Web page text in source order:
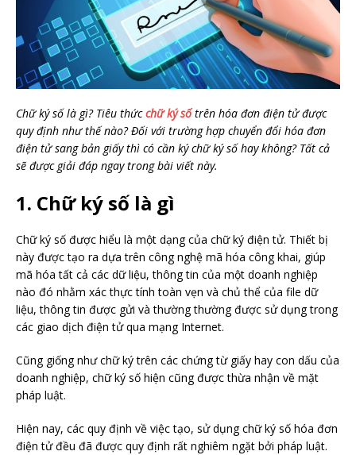
Chữ ký số là gì? Tiêu thứcchữ ký sốtrên hóa đơn điện tử được
quy định như thế nào? Đối với trường hợp chuyển đổi hóa đơn
điện tử sang bản giấy thì có cần ký chữ ký số hay không? Tất cả
sẽ được giải đáp ngay trong bài viết này.
1. Chữ ký số là gì
Chữ ký số được hiểu là một dạng của chữ ký điện tử. Thiết bị
này được tạo ra dựa trên công nghệ mã hóa công khai, giúp
mã hóa tất cả các dữ liệu, thông tin của một doanh nghiệp
nào đó nhằm xác thực tính toàn vẹn và chủ thể của file dữ
liệu, thông tin được gửi và thường thường được sử dụng trong
các giao dịch điện tử qua mạng Internet.
Cũng giống như chữ ký trên các chứng từ giấy hay con dấu của
doanh nghiệp, chữ ký số hiện cũng được thừa nhận về mặt
pháp luật.
Hiện nay, các quy định về việc tạo, sử dụng chữ ký số hóa đơn
điện tử đều đã được quy định rất nghiêm ngặt bởi pháp luật.